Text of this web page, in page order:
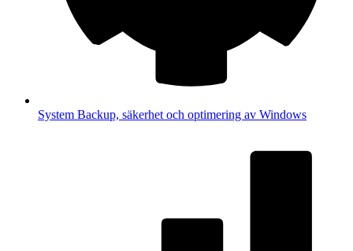
System Backup, säkerhet och optimering av Windows